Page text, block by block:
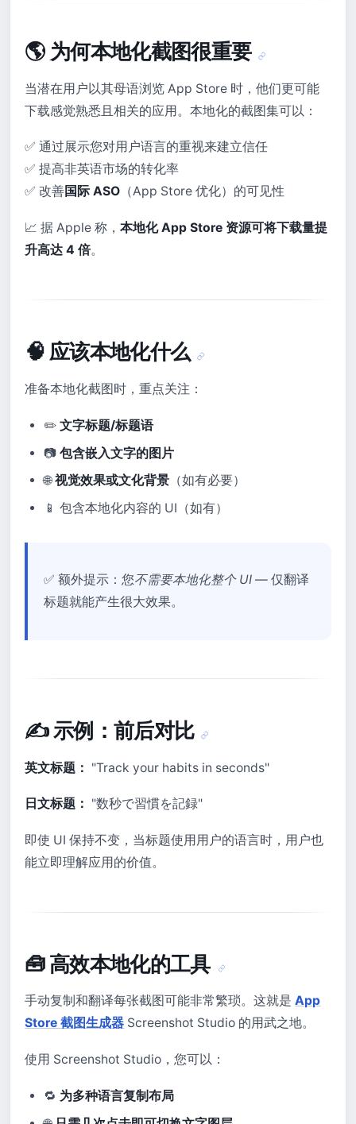
🌎 为何本地化截图很重要
当潜在用户以其母语浏览 App Store 时，他们更可能
下载感觉熟悉且相关的应用。本地化的截图集可以：
✅ 通过展示您对用户语言的重视来建立信任
✅ 提高非英语市场的转化率
✅ 改善国际 ASO （App Store 优化）的可见性
📈 据 Apple 称，本地化 App Store 资源可将下载量提
升高达 4 倍。
🧠 应该本地化什么
准备本地化截图时，重点关注：
✏️ 文字标题/标题语
📷 包含嵌入文字的图片
🌐视觉效果或文化背景（如有必要）
📱 包含本地化内容的 UI（如有）
✅ 额外提示：您不需要本地化整个 UI — 仅翻译
标题就能产生很大效果。
✍️ 示例：前后对比
英文标题： "Track your habits in seconds"
日文标题： "数秒で習慣を記録"
即使 UI 保持不变，当标题使用用户的语言时，用户也
能立即理解应用的价值。
🧰 高效本地化的工具
手动复制和翻译每张截图可能非常繁琐。这就是App
Store 截图生成器 Screenshot Studio 的用武之地。
使用 Screenshot Studio，您可以：
🔁 为多种语言复制布局